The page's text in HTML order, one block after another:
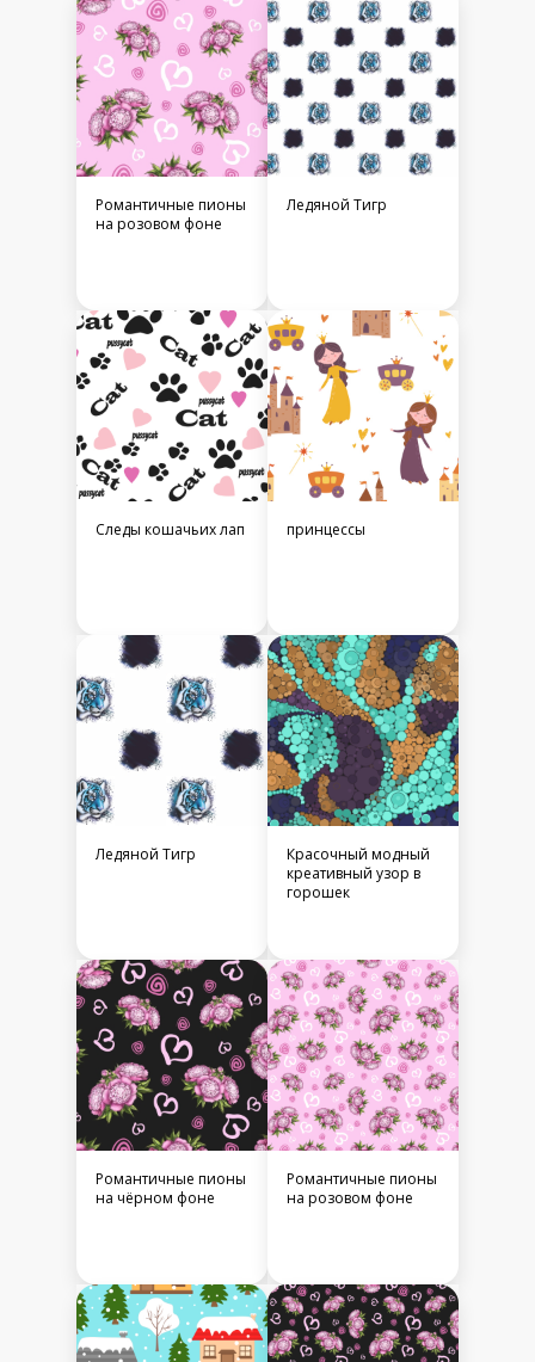
Романтичные пионы
на розовом фоне
Ледяной Тигр
Следы кошачьих лап принцессы
Ледяной Тигр
Красочный модный
креативный узор в
горошек
Романтичные пионы
на чёрном фоне
Романтичные пионы
на розовом фоне